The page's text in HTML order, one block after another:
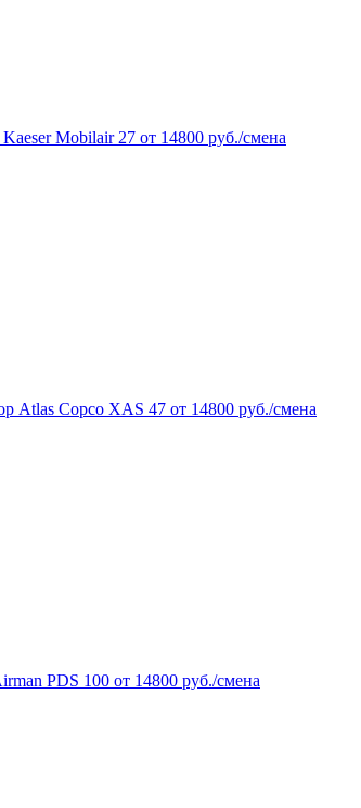
от 14800 руб./смена
от 14800 руб./смена
от 14800 руб./смена